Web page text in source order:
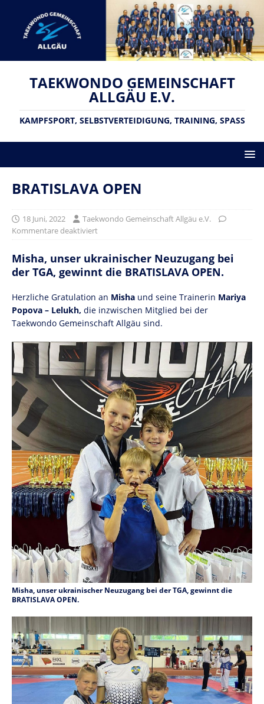
TAEKWONDO GEMEINSCHAFT
ALLGÄU E.V.
KAMPFSPORT, SELBSTVERTEIDIGUNG, TRAINING, SPASS
BRATISLAVA OPEN
18 Juni, 2022
Taekwondo Gemeinschaft Allgäu e.V.
Kommentare deaktiviert
Misha, unser ukrainischer Neuzugang bei
der TGA, gewinnt die BRATISLAVA OPEN.
Herzliche Gratulation an Misha und seine Trainerin Mariya
Popova – Lelukh, die inzwischen Mitglied bei der
Taekwondo Gemeinschaft Allgäu sind.
Misha, unser ukrainischer Neuzugang bei der TGA, gewinnt die
BRATISLAVA OPEN.